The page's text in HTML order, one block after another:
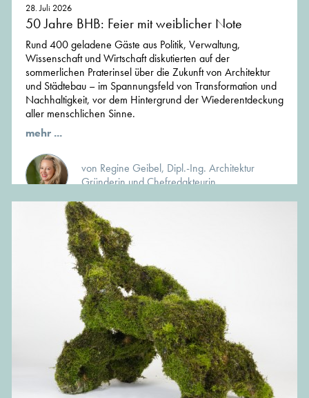
28. Juli 2026
50 Jahre BHB: Feier mit weiblicher Note
Rund 400 geladene Gäste aus Politik, Verwaltung,
Wissenschaft und Wirtschaft diskutierten auf der
sommerlichen Praterinsel über die Zukunft von Architektur
und Städtebau – im Spannungsfeld von Transformation und
Nachhaltigkeit, vor dem Hintergrund der Wiederentdeckung
aller menschlichen Sinne.
mehr ...
von Regine Geibel, Dipl.-Ing. Architektur
Gründerin und Chefredakteurin